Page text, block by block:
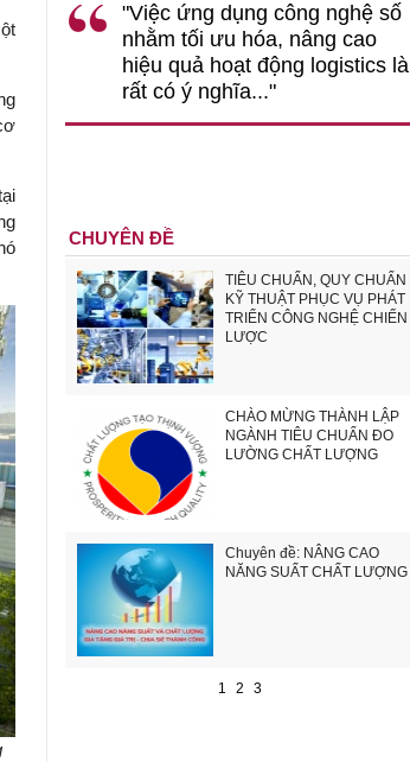
ý
"Việc ứng dụng công nghệ số
nhằm tối ưu hóa, nâng cao
hiệu quả hoạt động logistics là
rất có ý nghĩa..."
CHUYÊN ĐỀ
TIÊU CHUẨN, QUY CHUẨN
KỸ THUẬT PHỤC VỤ PHÁT
TRIỂN CÔNG NGHỆ CHIẾN
LƯỢC
CHÀO MỪNG THÀNH LẬP
NGÀNH TIÊU CHUẨN ĐO
LƯỜNG CHẤT LƯỢNG
Chuyên đề: NÂNG CAO
NĂNG SUẤT CHẤT LƯỢNG
1 2 3